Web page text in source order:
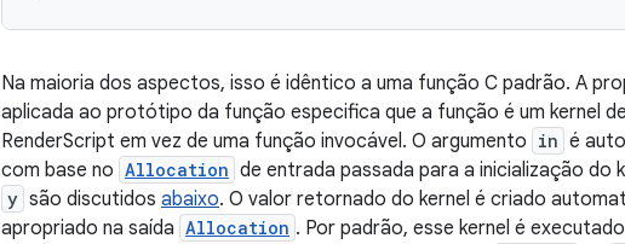
Na maioria dos aspectos, isso é idêntico a uma função C padrão. A
aplicada ao protótipo da função especifica que a função é um kernel
RenderScript em vez de uma função invocável. O argumento in é
com base no Allocation de entrada passada para a inicialização do
y são discutidos abaixo. O valor retornado do kernel é criado
apropriado na saída Allocation . Por padrão, esse kernel é